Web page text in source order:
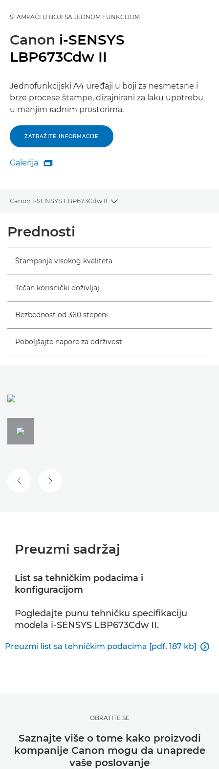
ŠTAMPAČI U BOJI SA JEDNOM FUNKCIJOM
Canon i-SENSYS
LBP673Cdw II
Jednofunkcijski A4 uređaji u boji za nesmetane i
brze procese štampe, dizajnirani za laku upotrebu
u manjim radnim prostorima.
ZATRAŽITE INFORMACIJE
Galerija
Galerija

Canon i-SENSYS LBP673Cdw II
Toggle breadcrumbs
Specifikacije
Podrška
Prednosti
Štampanje visokog kvaliteta
Tečan korisnički doživljaj
Bezbednost od 360 stepeni
Poboljšajte napore za održivost
PRETHODNI SLAJD
SLEDEĆI SLAJD
Preuzmi sadržaj
List sa tehničkim podacima i
konfiguracijom
Pogledajte punu tehničku specifikaciju
modela i-SENSYS LBP673Cdw II.
Preuzmi list sa tehničkim podacima [pdf, 187 kb] 
OBRATITE SE
Saznajte više o tome kako proizvodi
kompanije Canon mogu da unaprede
vaše poslovanje